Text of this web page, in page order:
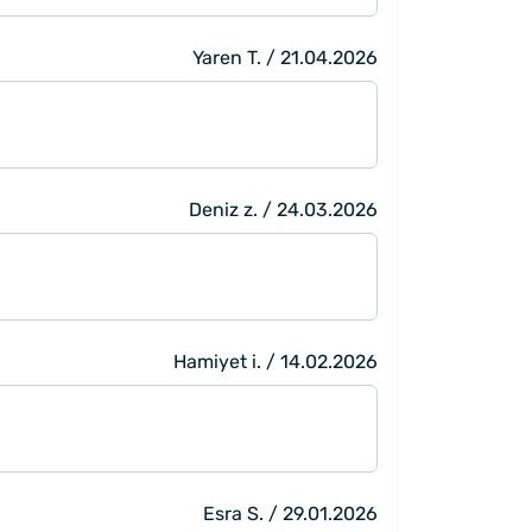
Yaren T. / 21.04.2026
Deniz z. / 24.03.2026
Hamiyet i. / 14.02.2026
Esra S. / 29.01.2026